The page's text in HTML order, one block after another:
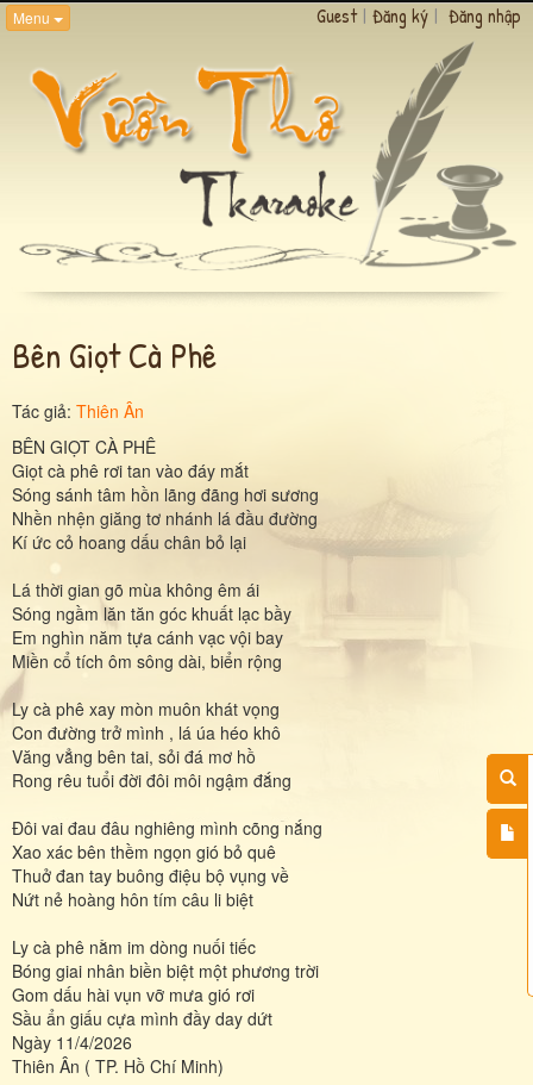
Menu Guest | Đăng ký | Đăng nhập
Bên Giọt Cà Phê
Tác giả: Thiên Ân
BÊN GIỌT CÀ PHÊ
Giọt cà phê rơi tan vào đáy mắt
Sóng sánh tâm hồn lãng đãng hơi sương
Nhền nhện giăng tơ nhánh lá đầu đường
Kí ức cỏ hoang dấu chân bỏ lại
Lá thời gian gõ mùa không êm ái
Sóng ngầm lăn tăn góc khuất lạc bầy
Em nghìn năm tựa cánh vạc vội bay
Miền cổ tích ôm sông dài, biển rộng
Ly cà phê xay mòn muôn khát vọng
Con đường trở mình , lá úa héo khô
Văng vẳng bên tai, sỏi đá mơ hồ
Rong rêu tuổi đời đôi môi ngậm đắng
Đôi vai đau đâu nghiêng mình cõng nắng
Xao xác bên thềm ngọn gió bỏ quê
Thuở đan tay buông điệu bộ vụng về
Nứt nẻ hoàng hôn tím câu li biệt
Ly cà phê nằm im dòng nuối tiếc
Bóng giai nhân biền biệt một phương trời
Gom dấu hài vụn vỡ mưa gió rơi
Sầu ẩn giấu cựa mình đầy day dứt
Ngày 11/4/2026
Thiên Ân ( TP. Hồ Chí Minh)